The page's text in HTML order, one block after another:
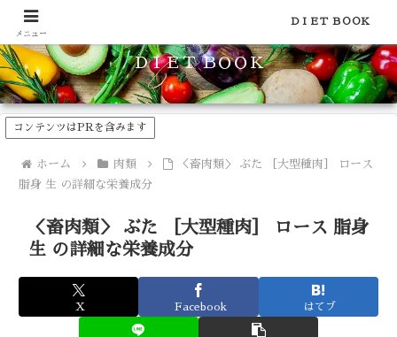
食品のカロリーや糖質などの栄養素がわかる！健康やダイエットに
ＤＩＥＴ ＢＯＯＫ
コンテンツはPRを含みます
ホーム 肉類
＜畜肉類＞ ぶた ［大型種肉］ ロース
脂身 生 の詳細な栄養成分
＜畜肉類＞ ぶた ［大型種肉］ ロース 脂身
生 の詳細な栄養成分
X Facebook はてブ
メニュー
ＤＩＥＴ ＢＯＯＫ